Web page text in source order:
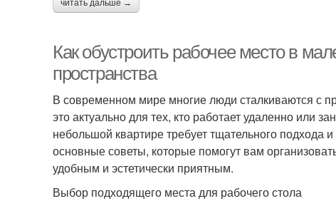
читать дальше →
Как обустроить рабочее место в
пространства
В современном мире многие люди сталкиваются с
это актуально для тех, кто работает удаленно или
небольшой квартире требует тщательного
основные советы, которые помогут вам
удобным и эстетически приятным.
Выбор подходящего места для рабочего стола